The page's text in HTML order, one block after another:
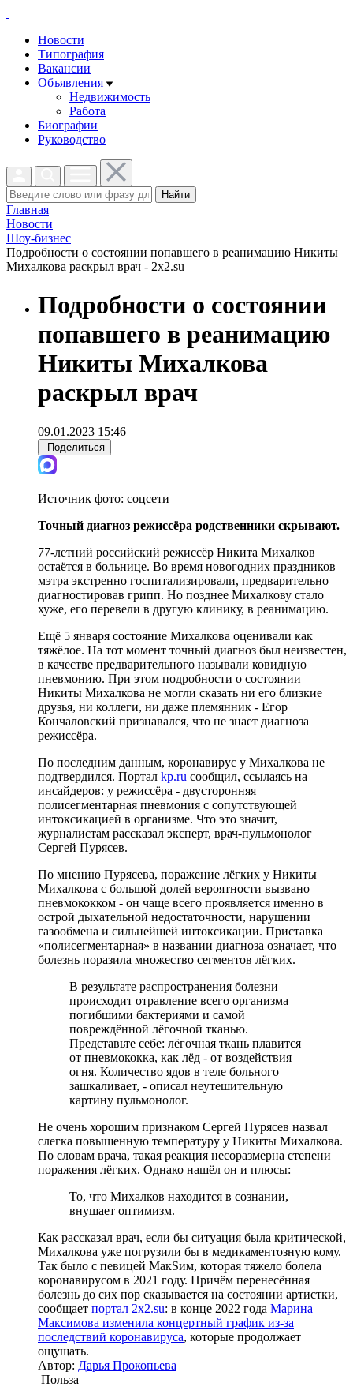
Новости
Типография
Вакансии
Объявления
Недвижимость
Работа
Биографии
Руководство
Найти
Главная
Новости
Шоу-бизнес
Подробности о состоянии попавшего в реанимацию Никиты
Михалкова раскрыл врач - 2x2.su
Подробности о состоянии
попавшего в реанимацию
Никиты Михалкова
раскрыл врач
09.01.2023 15:46
Поделиться
Источник фото: соцсети
Точный диагноз режиссёра родственники скрывают.
77-летний российский режиссёр Никита Михалков
остаётся в больнице. Во время новогодних праздников
мэтра экстренно госпитализировали, предварительно
диагностировав грипп. Но позднее Михалкову стало
хуже, его перевели в другую клинику, в реанимацию.
Ещё 5 января состояние Михалкова оценивали как
тяжёлое. На тот момент точный диагноз был неизвестен,
в качестве предварительного называли ковидную
пневмонию. При этом подробности о состоянии
Никиты Михалкова не могли сказать ни его близкие
друзья, ни коллеги, ни даже племянник - Егор
Кончаловский признавался, что не знает диагноза
режиссёра.
По последним данным, коронавирус у Михалкова не
подтвердился. Портал kp.ru сообщил, ссылаясь на
инсайдеров: у режиссёра - двусторонняя
полисегментарная пневмония с сопутствующей
интоксикацией в организме. Что это значит,
журналистам рассказал эксперт, врач-пульмонолог
Сергей Пурясев.
По мнению Пурясева, поражение лёгких у Никиты
Михалкова с большой долей вероятности вызвано
пневмококком - он чаще всего проявляется именно в
острой дыхательной недостаточности, нарушении
газообмена и сильнейшей интоксикации. Приставка
«полисегментарная» в названии диагноза означает, что
болезнь поразила множество сегментов лёгких.
В результате распространения болезни
происходит отравление всего организма
погибшими бактериями и самой
повреждённой лёгочной тканью.
Представьте себе: лёгочная ткань плавится
от пневмококка, как лёд - от воздействия
огня. Количество ядов в теле больного
зашкаливает, - описал неутешительную
картину пульмонолог.
Не очень хорошим признаком Сергей Пурясев назвал
слегка повышенную температуру у Никиты Михалкова.
По словам врача, такая реакция несоразмерна степени
поражения лёгких. Однако нашёл он и плюсы:
То, что Михалков находится в сознании,
внушает оптимизм.
Как рассказал врач, если бы ситуация была критической,
Михалкова уже погрузили бы в медикаментозную кому.
Так было с певицей МакSим, которая тяжело болела
коронавирусом в 2021 году. Причём перенесённая
болезнь до сих пор сказывается на состоянии артистки,
сообщает портал 2x2.su: в конце 2022 года Марина
Максимова изменила концертный график из-за
последствий коронавируса, которые продолжает
ощущать.
Автор: Дарья Прокопьева
Польза